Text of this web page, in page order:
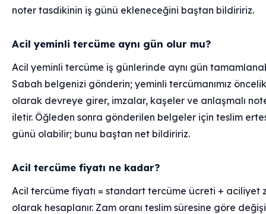
noter tasdikinin iş günü ekleneceğini baştan bildiririz.
Acil yeminli tercüme aynı gün olur mu?
Acil yeminli tercüme iş günlerinde aynı gün
Sabah belgenizi gönderin; yeminli tercümanımız
olarak devreye girer, imzalar, kaşeler ve anlaşmalı
iletir. Öğleden sonra gönderilen belgeler için teslim
günü olabilir; bunu baştan net bildiririz.
Acil tercüme fiyatı ne kadar?
Acil tercüme fiyatı = standart tercüme ücreti + aciliyet
olarak hesaplanır. Zam oranı teslim süresine göre